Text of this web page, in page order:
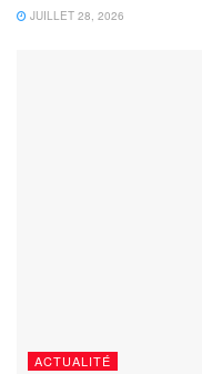
JUILLET 28, 2026
ACTUALITÉ